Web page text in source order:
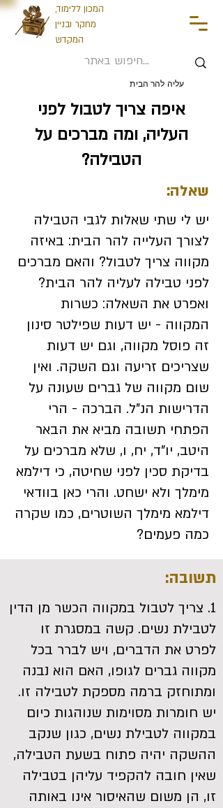
המכון ללימוד,
מחקר ובניין
המקדש
עליה להר הבית
איפה צריך לטבול לפני
העליה, ומה מברכים על
הטבילה?
שאלה:
יש לי שתי שאלות לגבי הטבילה
לצורך העלייה להר הבית: באיזה
מקווה צריך לטבול? והאם מברכים
לפני טבילה לעליה להר הבית?
ואפרט את השאלה: כשרות
המקווה - יש דעות שפילטר סינון
זה פוסל מקווה, וגם יש דעות
שצריכים זריעה וגם השקה. ואין
שום מקווה של גברים שעונה על
הדרישות הנ"ל. הברכה - הרי
הפתחי תשובה מביא את הבאר
היטב, יו"ד, יח, ו, שלא מברכים על
בדיקת סכין לפני שחיטה, כי דילמא
מימלך ולא ישחט. והרי כאן בוודאי
דילמא מימלך השוטרים, כמו שקרה
כמה פעמים?
תשובה:
1. צריך לטבול במקווה הכשר מן הדין
לטבילת נשים. קשה במסגרת זו
לפרט את הדברים, ויש לברר בכל
מקווה גברים לגופו, האם הוא נבנה
ומתוחזק ברמה מספקת לטבילה זו.
יש חומרות מסוימות שנוהגות כיום
במקווה לטבילת נשים, כגון שנקב
ההשקה יהיה פתוח בשעת הטבילה,
שאין חובה להקפיד עליהן בטבילה
זו, הן משום שהאיסור אינו באותה